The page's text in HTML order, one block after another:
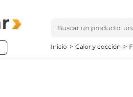
Inicio Calor y cocción